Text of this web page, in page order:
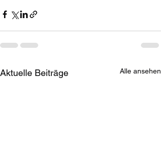
Aktuelle Beiträge Alle ansehen